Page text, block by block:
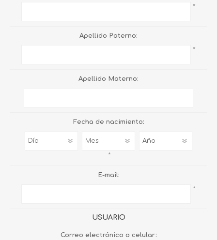
*
Apellido Paterno:
*
Apellido Materno:
Fecha de nacimiento:
*
E-mail:
*
USUARIO
Correo electrónico o celular: